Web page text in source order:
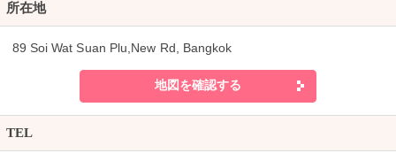
所在地
89 Soi Wat Suan Plu,New Rd, Bangkok
地図を確認する
TEL